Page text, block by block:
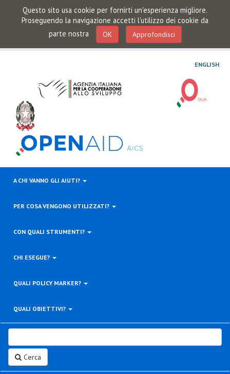
Questo sito usa cookie per fornirti un'esperienza migliore.
Proseguendo la navigazione accetti l'utilizzo dei cookie da
parte nostra
OK Approfondisci
ENGLISH
A CHI VANNO GLI AIUTI?
PER COSA VENGONO UTILIZZATI?
CON QUALI STRUMENTI?
CHI ESEGUE?
QUALI POLICY MARKER?
QUALI OBIETTIVI?
Cerca